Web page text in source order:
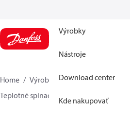
Výrobky
Nástroje
Download center
Kde nakupovať
Home Výrobky Sensing solutions
Teplotné spínače
MBC 8000 / MBC 8100